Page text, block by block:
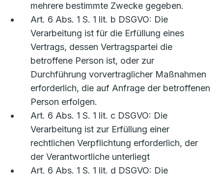
mehrere bestimmte Zwecke gegeben.
Art. 6 Abs. 1 S. 1 lit. b DSGVO: Die
Verarbeitung ist für die Erfüllung eines
Vertrags, dessen Vertragspartei die
betroffene Person ist, oder zur
Durchführung vorvertraglicher Maßnahmen
erforderlich, die auf Anfrage der betroffenen
Person erfolgen.
Art. 6 Abs. 1 S. 1 lit. c DSGVO: Die
Verarbeitung ist zur Erfüllung einer
rechtlichen Verpflichtung erforderlich, der
der Verantwortliche unterliegt
Art. 6 Abs. 1 S. 1 lit. d DSGVO: Die